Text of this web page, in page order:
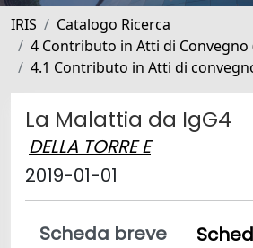
IRIS
Catalogo Ricerca
4 Contributo in Atti di Convegno
4.1 Contributo in Atti di
La Malattia da IgG4
DELLA TORRE E
2019-01-01
Scheda breve